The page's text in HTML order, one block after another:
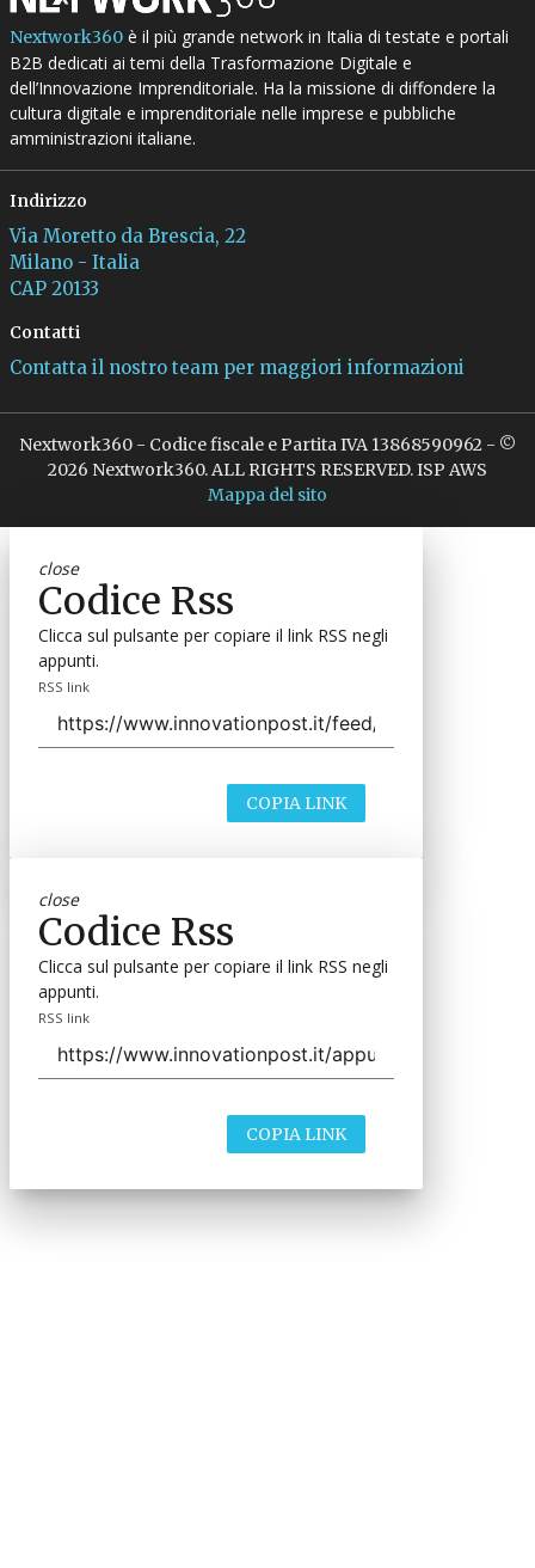
Nextwork360è il più grande network in Italia di testate e portali
B2B dedicati ai temi della Trasformazione Digitale e
dell’Innovazione Imprenditoriale. Ha la missione di diffondere la
cultura digitale e imprenditoriale nelle imprese e pubbliche
amministrazioni italiane.
Indirizzo
Via Moretto da Brescia, 22
Milano - Italia
CAP 20133
Contatti
Contatta il nostro team per maggiori informazioni
Nextwork360 - Codice fiscale e Partita IVA 13868590962 - ©
2026 Nextwork360. ALL RIGHTS RESERVED. ISP AWS
Mappa del sito
close
Codice Rss
Clicca sul pulsante per copiare il link RSS negli
appunti.
RSS link
COPIA LINK
close
Codice Rss
Clicca sul pulsante per copiare il link RSS negli
appunti.
RSS link
COPIA LINK